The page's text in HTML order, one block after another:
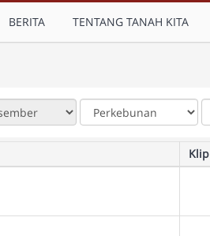
BERITA TENTANG TANAH KITA
Klip